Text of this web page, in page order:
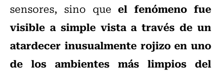
sensores, sino queel fenómeno fue
visible a simple vista a través de un
atardecer inusualmente rojizo en uno
de los ambientes más limpios del